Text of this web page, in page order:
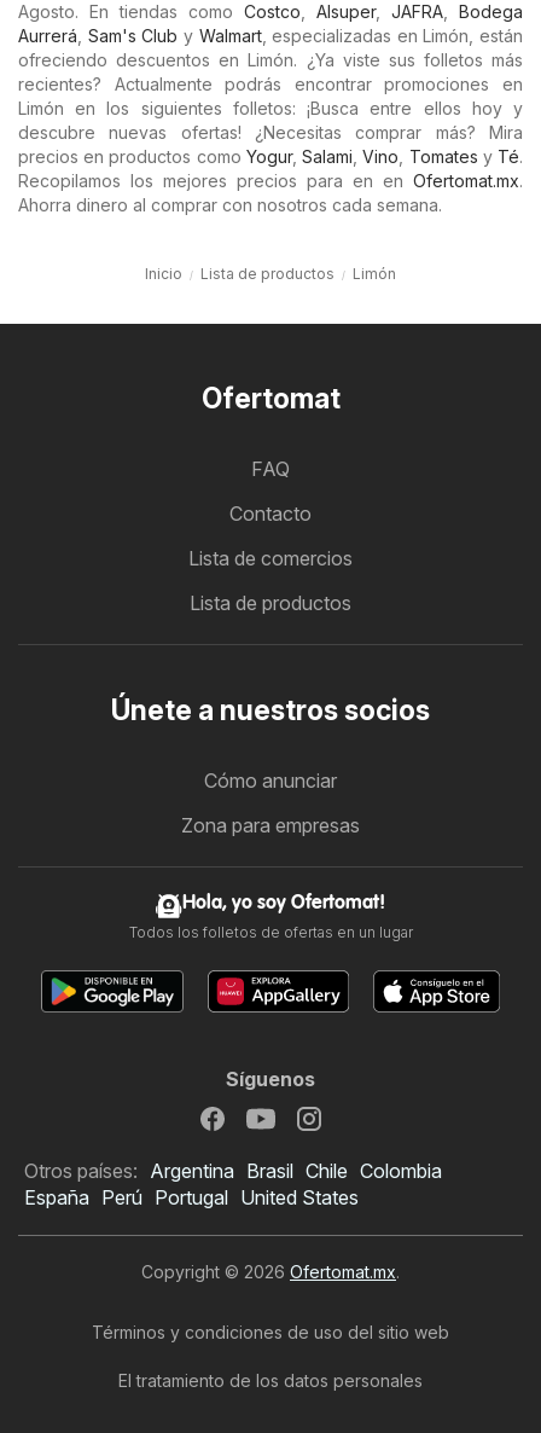
Agosto. En tiendas como Costco Alsuper, JAFRA
Bodega
Aurrerá Sam's Club y Walmart, especializadas en Limón, están
ofreciendo descuentos en Limón. ¿Ya viste sus folletos más
recientes? Actualmente podrás encontrar promociones en
Limón en los siguientes folletos: ¡Busca entre ellos hoy y
descubre nuevas ofertas! ¿Necesitas comprar más? Mira
precios en productos como Yogur,Salami ,Vino Tomates y Té.
Recopilamos los mejores precios para en en Ofertomat.mx.
Ahorra dinero al comprar con nosotros cada semana.
Inicio Lista de productos Limón
Ofertomat
FAQ
Contacto
Lista de comercios
Lista de productos
Únete a nuestros socios
Cómo anunciar
Zona para empresas
Hola, yo soy Ofertomat!
Todos los folletos de ofertas en un lugar
Síguenos
Otros países: Argentina Brasil Chile Colombia
España Perú Portugal United States
Copyright © 2026 Ofertomat.mx.
Términos y condiciones de uso del sitio web
El tratamiento de los datos personales